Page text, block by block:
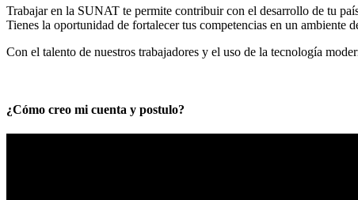
Trabajar en la SUNAT te permite contribuir con el desarrollo de tu
Tienes la oportunidad de fortalecer tus competencias en un ambiente
Con el talento de nuestros trabajadores y el uso de la tecnología
¿Cómo creo mi cuenta y postulo?